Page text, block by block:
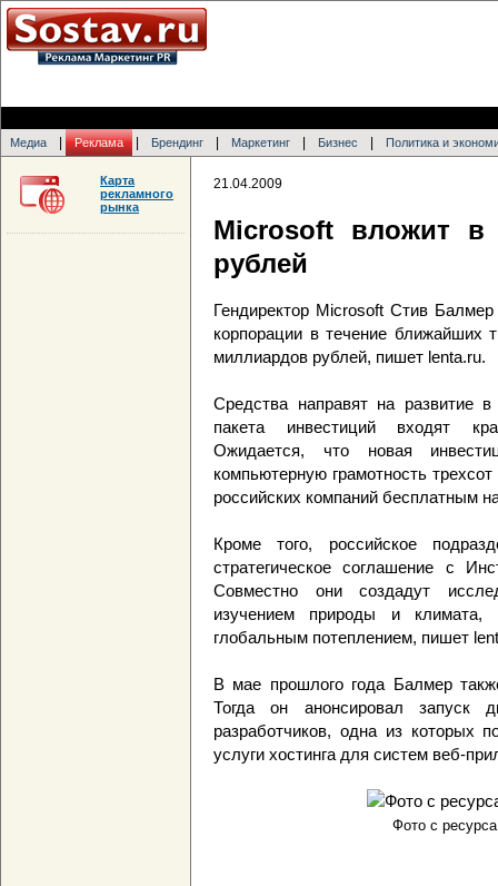
Медиа Реклама Брендинг Маркетинг Бизнес Политика и
21.04.2009
Microsoft вложит
рублей
Гендиректор Microsoft Стив
корпорации в течение ближайших
миллиардов рублей, пишет lenta.ru.
Средства направят на развитие
пакета инвестиций входят
Ожидается, что новая
компьютерную грамотность
российских компаний бесплатным
Кроме того, российское
стратегическое соглашение с
Совместно они создадут
изучением природы и климата,
глобальным потеплением, пишет
В мае прошлого года Балмер
Тогда он анонсировал запуск
разработчиков, одна из которых
услуги хостинга для систем веб-
Фото с
Карта
рекламного
рынка